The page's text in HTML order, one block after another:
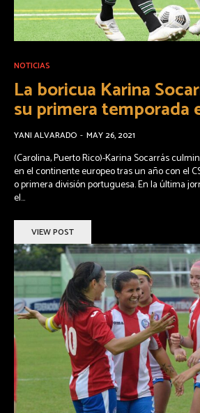
NOTICIAS
La boricua Karina
su primera temporada
YANI ALVARADO - MAY 26, 2021
(Carolina, Puerto Rico)-Karina Socarrás
en el continente europeo tras un año con el
o primera división portuguesa. En la última
el...
VIEW POST